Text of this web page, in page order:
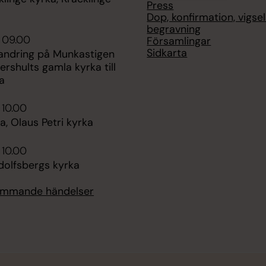
på Munkastigen
gamla kyrka till
Olaus Petri kyrka
kyrka
händelser
Press
Dop, konfirmation,
begravning
Församlingar
Sidkarta